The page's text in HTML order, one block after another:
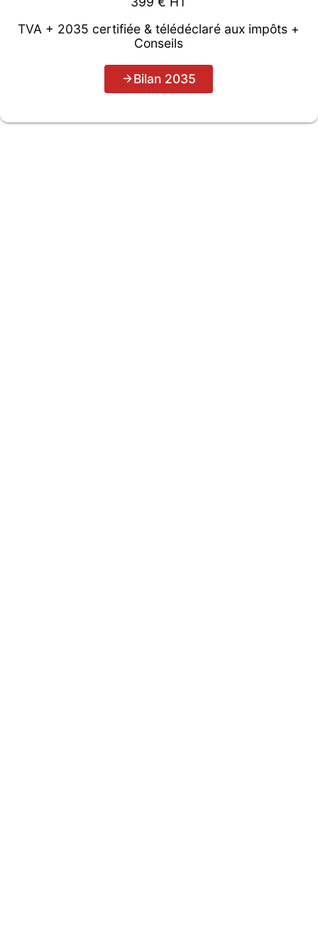
TVA + 2035 certifiée & télédéclaré aux impôts +
Conseils
Bilan 2035